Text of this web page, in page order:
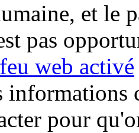
et le
pas
web activé
informations
pour